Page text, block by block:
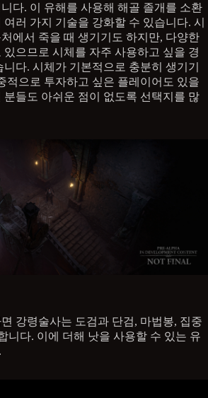
다. 이 유해를 사용해 해골 졸개를 소환
러 가지 기술을 강화할 수 있습니다. 시
에서 죽을 때 생기기도 하지만, 다양한
있으므로 시체를 자주 사용하고 싶을 경
다. 시체가 기본적으로 충분히 생기기
적으로 투자하고 싶은 플레이어도 있을
분들도 아쉬운 점이 없도록 선택지를 많
강령술사는 도검과 단검, 마법봉, 집중
니다. 이에 더해 낫을 사용할 수 있는 유